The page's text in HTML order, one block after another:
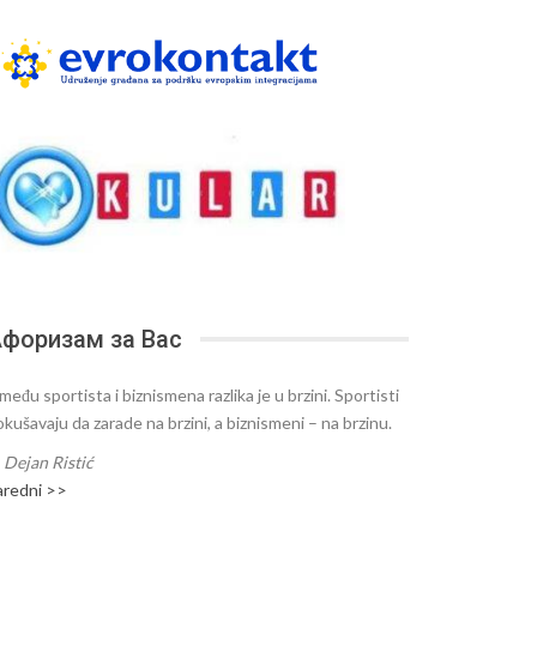
за Вас
sportista i biznismena razlika je u brzini. Sportisti
da zarade na brzini, a biznismeni – na brzinu.
Dejan Ristić
>>